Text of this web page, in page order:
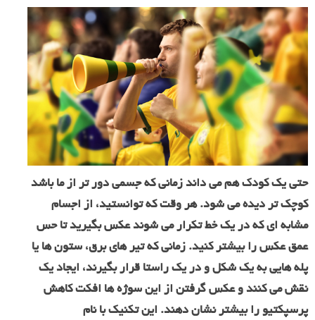
حتی یک کودک هم می داند زمانی که جسمی دور تر از ما باشد
کوچک تر دیده می شود. هر وقت که توانستید، از اجسام
مشابه ای که در یک خط تکرار می شوند عکس بگیرید تا حس
عمق عکس را بیشتر کنید. زمانی که تیر های برق، ستون ها یا
پله هایی به یک شکل و در یک راستا قرار بگیرند، ایجاد یک
نقش می کنند و عکس گرفتن از این سوژه ها افکت کاهش
پرسپکتیو را بیشتر نشان دهند. این تکنیک با نام